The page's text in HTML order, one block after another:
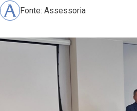
Fonte: Assessoria